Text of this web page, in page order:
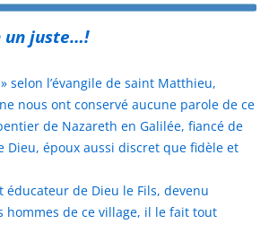
un juste…!
selon l’évangile de saint Matthieu,
nous ont conservé aucune parole de ce
de Nazareth en Galilée, fiancé de
Dieu, époux aussi discret que fidèle et
éducateur de Dieu le Fils, devenu
hommes de ce village, il le fait tout